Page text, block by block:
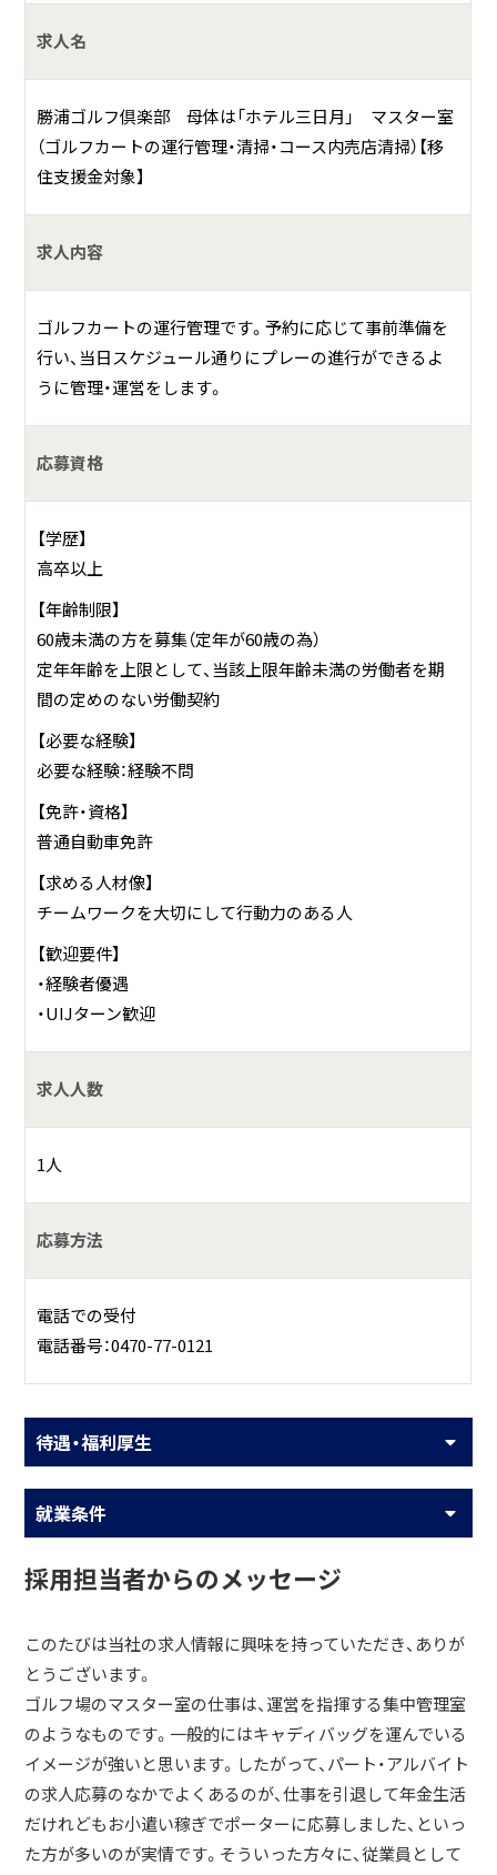
何をしている会社？
ゴルフ場運営
具体的には？
マスター室の仕事は役割分担で行っています。パート・アル
バイト従業員が多く、そのシフトを調整して役割分担を行い
ます。
み、コースへの送り出し、コースからのお迎え、クラブ清掃、
コース内忘れ物対応、カートの清掃、及びカート備品の清掃・
洗濯など多岐にわたっています。一方、マスター室では当日
のスタート時刻に合わせて、カートがスタートできるように
時間やコースの調整を行いながら、積み込みや送り出しの指
カートのナビゲーションシステムからパソコンの画面で確
認して、昼食時間の調整を行ったり、遅れているカートには
ナビにメッセージを送ったりします。また、急病人などの対
応として、コースにお迎えの指示を出すことや、雷警報の発
令があると、プレーの中断指示や再開指示を行います。さら
にカートの修理、調整をはじめ、カート道やコース内売店の
求人名
勝浦ゴルフ倶楽部 母体は「ホテル三日月」 マスター室
（ゴルフカートの運行管理・清掃・コース内売店清掃）【移
住支援金対象】
求人内容
ゴルフカートの運行管理です。予約に応じて事前準備を
行い、当日スケジュール通りにプレーの進行ができるよ
うに管理・運営をします。
応募資格
【学歴】
高卒以上
【年齢制限】
60歳未満の方を募集（定年が60歳の為）
定年年齢を上限として、当該上限年齢未満の労働者を期
間の定めのない労働契約
【必要な経験】
必要な経験：経験不問
【免許・資格】
普通自動車免許
【求める人材像】
チームワークを大切にして行動力のある人
【歓迎要件】
・経験者優遇
・UIJターン歓迎
求人人数
1人
応募方法
電話での受付
電話番号：0470-77-0121
待遇・福利厚生
就業条件
採用担当者からのメッセージ
このたびは当社の求人情報に興味を持っていただき、ありが
とうございます。
ゴルフ場のマスター室の仕事は、運営を指揮する集中管理室
のようなものです。一般的にはキャディバッグを運んでいる
イメージが強いと思います。したがって、パート・アルバイト
の求人応募のなかでよくあるのが、仕事を引退して年金生活
だけれどもお小遣い稼ぎでポーターに応募しました、といっ
た方が多いのが実情です。そういった方々に、従業員として